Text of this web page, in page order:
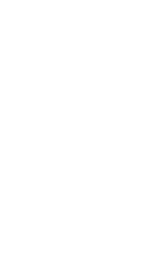
setzt
Antrag voraus.
Ihnen der
nach dem Bundes-
beantragen"
von Ihnen gemachten